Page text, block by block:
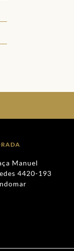
Manuel
4420-193